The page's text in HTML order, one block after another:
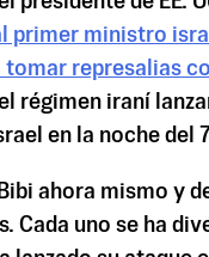
primer ministro
tomar represalias
régimen iraní
en la noche del
ahora mismo y
Cada uno se ha